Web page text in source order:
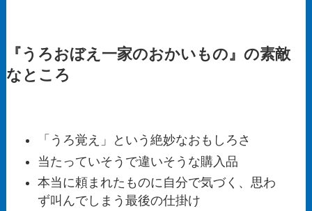
『うろおぼえ一家のおかいもの』の素敵
なところ
「うろ覚え」という絶妙なおもしろさ
当たっていそうで違いそうな購入品
本当に頼まれたものに自分で気づく、思わ
ず叫んでしまう最後の仕掛け